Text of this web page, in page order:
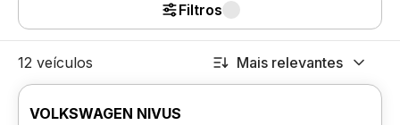
Filtros
12 veículos Mais relevantes
VOLKSWAGEN NIVUS